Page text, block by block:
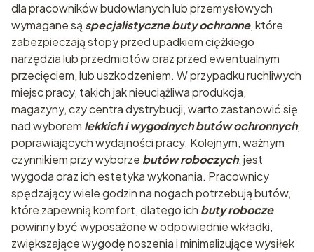
dla pracowników budowlanych lub przemysłowych
wymagane są specjalistyczne buty ochronne, które
zabezpieczają stopy przed upadkiem ciężkiego
narzędzia lub przedmiotów oraz przed ewentualnym
przecięciem, lub uszkodzeniem. W przypadku ruchliwych
miejsc pracy, takich jak nieuciążliwa produkcja,
magazyny, czy centra dystrybucji, warto zastanowić się
nad wyborem lekkich i wygodnych butów ochronnych,
poprawiających wydajności pracy. Kolejnym, ważnym
czynnikiem przy wyborze butów roboczych, jest
wygoda oraz ich estetyka wykonania. Pracownicy
spędzający wiele godzin na nogach potrzebują butów,
które zapewnią komfort, dlatego ich buty robocze
powinny być wyposażone w odpowiednie wkładki,
zwiększające wygodę noszenia i minimalizujące wysiłek